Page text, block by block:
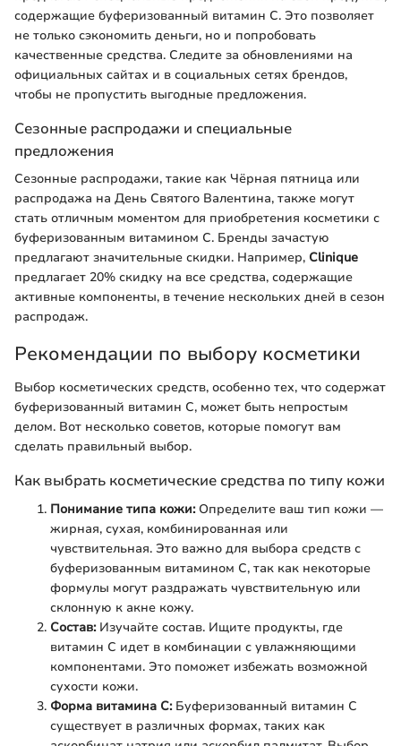
содержащие буферизованный витамин C. Это позволяет
не только сэкономить деньги, но и попробовать
качественные средства. Следите за обновлениями на
официальных сайтах и в социальных сетях брендов,
чтобы не пропустить выгодные предложения.
Сезонные распродажи и специальные
предложения
Сезонные распродажи, такие как Чёрная пятница или
распродажа на День Святого Валентина, также могут
стать отличным моментом для приобретения косметики с
буферизованным витамином C. Бренды зачастую
предлагают значительные скидки. Например, Clinique
предлагает 20% скидку на все средства, содержащие
активные компоненты, в течение нескольких дней в сезон
распродаж.
Рекомендации по выбору косметики
Выбор косметических средств, особенно тех, что содержат
буферизованный витамин C, может быть непростым
делом. Вот несколько советов, которые помогут вам
сделать правильный выбор.
Как выбрать косметические средства по типу кожи
Понимание типа кожи:Определите ваш тип кожи —
жирная, сухая, комбинированная или
чувствительная. Это важно для выбора средств с
буферизованным витамином C, так как некоторые
формулы могут раздражать чувствительную или
склонную к акне кожу.
Состав:Изучайте состав. Ищите продукты, где
витамин C идет в комбинации с увлажняющими
компонентами. Это поможет избежать возможной
сухости кожи.
Форма витамина C:Буферизованный витамин C
существует в различных формах, таких как